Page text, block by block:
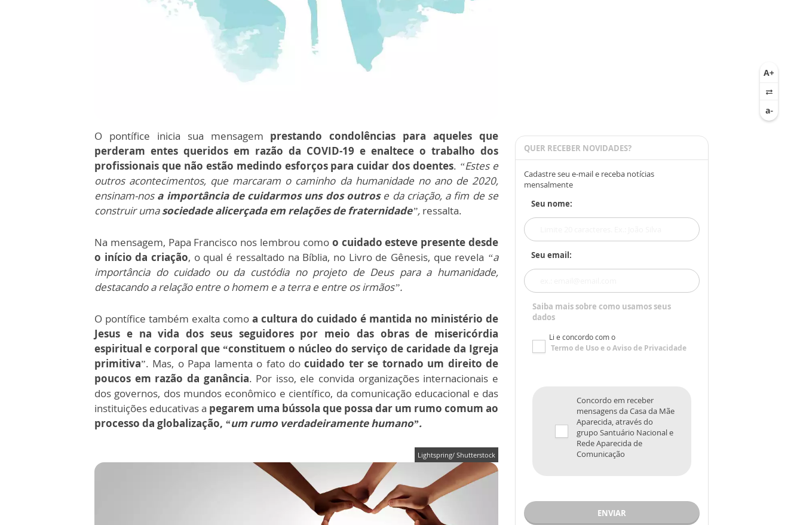
O pontífice inicia sua mensagem prestando condolências para aqueles que
perderam entes queridos em razão da COVID-19 e enaltece o trabalho dos
profissionais que não estão medindo esforços para cuidar dos doentes. “Estes e
outros acontecimentos, que marcaram o caminho da humanidade no ano de 2020,
ensinam-nos a importância de cuidarmos uns dos outrose da criação, a fim de se
construir umasociedade alicerçada em relações de fraternidade”, ressalta.
Na mensagem, Papa Francisco nos lembrou como o cuidado esteve presente desde
o início da criação, o qual é ressaltado na Bíblia, no Livro de Gênesis, que revela “a
importância do cuidado ou da custódia no projeto de Deus para a humanidade,
destacando a relação entre o homem e a terra e entre os irmãos”.
O pontífice também exalta como a cultura do cuidado é mantida no ministério de
Jesus e na vida dos seus seguidores por meio das obras de misericórdia
espiritual e corporal que “constituem o núcleo do serviço de caridade da Igreja
primitiva”. Mas, o Papa lamenta o fato do cuidado ter se tornado um direito de
poucos em razão da ganância. Por isso, ele convida organizações internacionais e
dos governos, dos mundos econômico e científico, da comunicação educacional e das
instituições educativas a pegarem uma bússola que possa dar um rumo comum ao
processo da globalização, “um rumo verdadeiramente humano”.
Lightspring/ Shutterstock
QUER RECEBER NOVIDADES?
Cadastre seu e-mail e receba notícias
mensalmente
Seu nome:
Seu email:
Saiba mais sobre como usamos seus
dados
Li e concordo com o
Termo de Usoe oAviso de Privacidade
Concordo em receber
mensagens da Casa da Mãe
Aparecida, através do
grupo Santuário Nacional e
Rede Aparecida de
Comunicação
ENVIAR